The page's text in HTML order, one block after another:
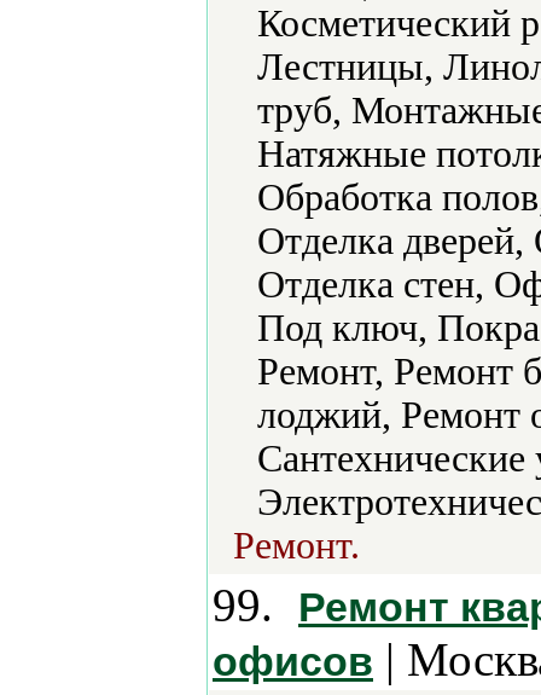
Косметический
Лестницы,
труб,
Натяжные
Обработка
Отделка
Отделка стен,
Под ключ,
Ремонт, Ремонт
лоджий, Ремонт
Ремонт.
99.
Ремонт
офисов |